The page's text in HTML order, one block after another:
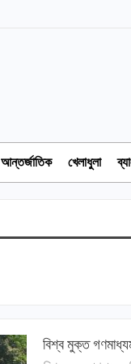
আন্তর্জাতিক খেলাধুলা
বিশ্ব মুক্ত